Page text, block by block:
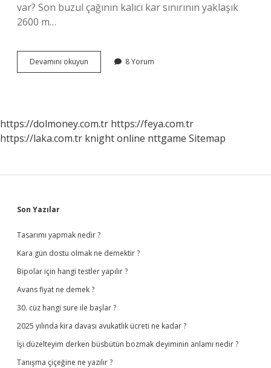
var? Son buzul çağının kalıcı kar sınırının yaklaşık
2600 m…
Devamını okuyun
Da
8 Yorum
https://dolmoney.com.tr https://feya.com.tr
https://laka.com.tr knight online nttgame Sitemap
Sidebar
Son Yazılar
Tasarımı yapmak nedir ?
Kara gün dostu olmak ne demektir ?
Bipolar için hangi testler yapılır ?
Avans fiyat ne demek ?
30. cüz hangi sure ile başlar ?
2025 yılında kira davası avukatlık ücreti ne kadar ?
İşi düzelteyim derken büsbütün bozmak deyiminin anlamı nedir ?
Tanışma çiçeğine ne yazılır ?